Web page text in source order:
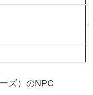
ズ）のNPC